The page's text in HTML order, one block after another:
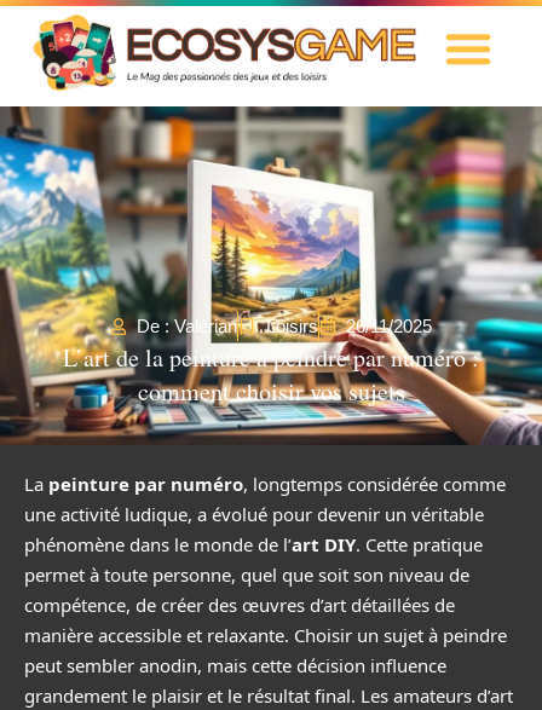
De : Valérian Loisirs 26/11/2025
L’art de la peinture à peindre par numéro :
comment choisir vos sujets
La peinture par numéro, longtemps considérée comme
une activité ludique, a évolué pour devenir un véritable
phénomène dans le monde de l’art DIY. Cette pratique
permet à toute personne, quel que soit son niveau de
compétence, de créer des œuvres d’art détaillées de
manière accessible et relaxante. Choisir un sujet à peindre
peut sembler anodin, mais cette décision influence
grandement le plaisir et le résultat final. Les amateurs d’art